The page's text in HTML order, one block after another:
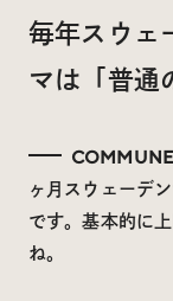
毎年スウェ
マは「普通
ヶ月スウェーデ
です。基本的に
ね。